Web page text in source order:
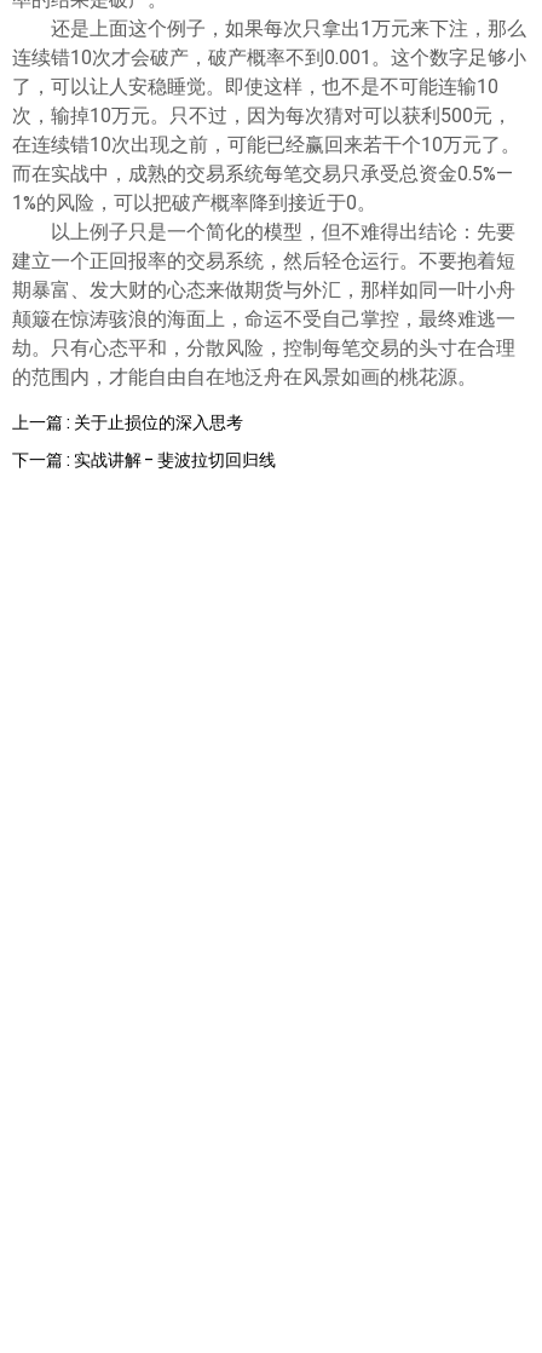
还是上面这个例子，如果每次只拿出1万元来下注，那么
连续错10次才会破产，破产概率不到0.001。这个数字足够小
了，可以让人安稳睡觉。即使这样，也不是不可能连输10
次，输掉10万元。只不过，因为每次猜对可以获利500元，
在连续错10次出现之前，可能已经赢回来若干个10万元了。
而在实战中，成熟的交易系统每笔交易只承受总资金0.5%—
1%的风险，可以把破产概率降到接近于0。
以上例子只是一个简化的模型，但不难得出结论：先要
建立一个正回报率的交易系统，然后轻仓运行。不要抱着短
期暴富、发大财的心态来做期货与外汇，那样如同一叶小舟
颠簸在惊涛骇浪的海面上，命运不受自己掌控，最终难逃一
劫。只有心态平和，分散风险，控制每笔交易的头寸在合理
的范围内，才能自由自在地泛舟在风景如画的桃花源。
上一篇 : 关于止损位的深入思考
下一篇 : 实战讲解 - 斐波拉切回归线